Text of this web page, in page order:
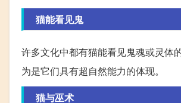
猫能看见鬼
许多文化中都有猫能看见鬼魂或灵体
为是它们具有超自然能力的体现。
猫与巫术